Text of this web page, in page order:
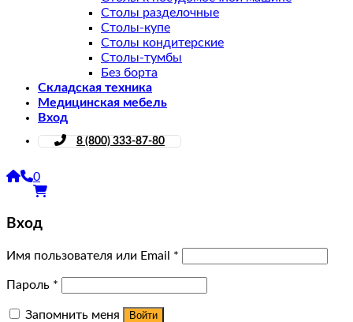
Столы разделочные
Столы-купе
Столы кондитерские
Столы-тумбы
Без борта
Складская техника
Медицинская мебель
Вход
8 (800) 333-87-80
0
Вход
Имя пользователя или Email *
Пароль *
Запомнить меня Войти